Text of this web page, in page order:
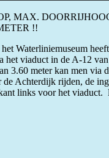
MAX.
!!
Waterliniemuseum
het viaduct in de A-12
3.60 meter kan men via
Achterdijk rijden, de
links voor het viaduct.